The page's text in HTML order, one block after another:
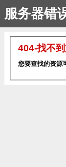
服务器错
404-找不到
您要查找的资源